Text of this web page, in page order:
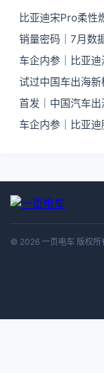
比亚迪宋Pro柔性
销量密码｜7月数
车企内参｜比亚
试过中国车出海
首发｜中国汽车
车企内参｜比亚
© 2026 一页电车 版权所